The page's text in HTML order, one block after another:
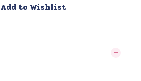
Add to Wishlist